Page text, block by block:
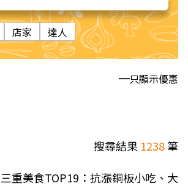
店家 達人
只顯示優惠
搜尋結果 1238筆
三重美食TOP19：抗漲銅板小吃、大